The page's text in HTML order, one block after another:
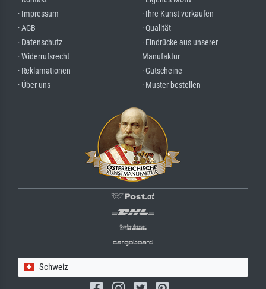
· Impressum
· AGB
· Datenschutz
· Widerrufsrecht
· Reklamationen
· Über uns
· Ihre Kunst verkaufen
· Qualität
· Eindrücke aus unserer
Manufaktur
· Gutscheine
· Muster bestellen
Schweiz